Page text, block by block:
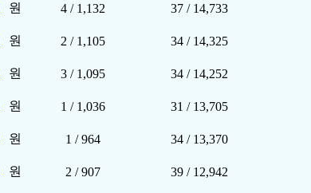
원 4 / 1,132 37 / 14,733
원 2 / 1,105 34 / 14,325
원 3 / 1,095 34 / 14,252
원 1 / 1,036 31 / 13,705
원 1 / 964 34 / 13,370
원 2 / 907 39 / 12,942